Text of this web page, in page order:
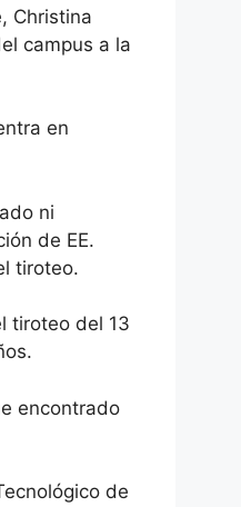
Christina
campus a la
en
ni
de EE.
tiroteo.
tiroteo del 13
encontrado
de